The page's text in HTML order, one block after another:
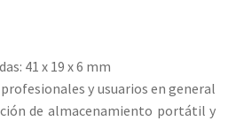
41 x 19 x 6 mm
y usuarios en general
de almacenamiento portátil y